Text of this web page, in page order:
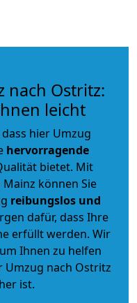
nach Ostritz:
leicht
hier Umzug
hervorragende
bietet. Mit
können Sie
reibungslos und
dafür, dass Ihre
erfüllt werden. Wir
Ihnen zu helfen
Umzug nach Ostritz
ist.